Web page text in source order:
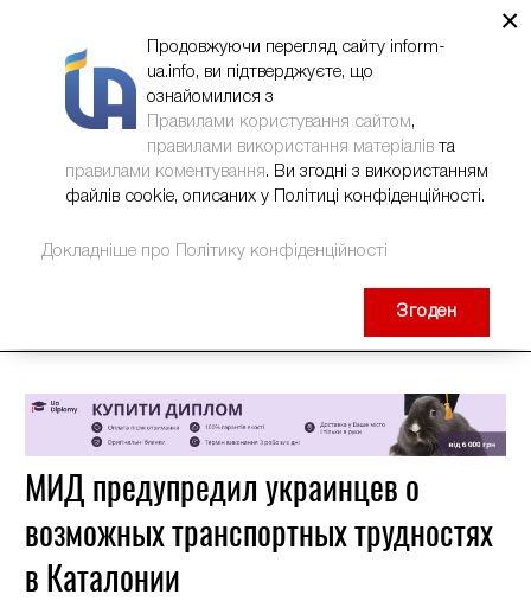
МИД предупредил украинцев о
возможных транспортных трудностях
в Каталонии
×
Продовжуючи перегляд сайту inform-
ua.info, ви підтверджуєте, що
ознайомилися з
Правилами користування сайтом,
правилами використання матеріалів та
правилами коментування. Ви згодні з використанням
файлів cookie, описаних у Політиці конфіденційності.
Докладніше про Політику конфіденційності
Згоден